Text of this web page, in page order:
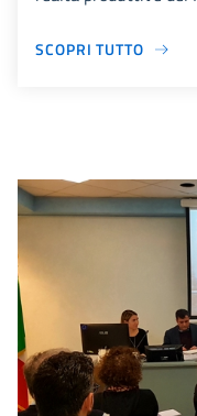
SCOPRI TUTTO